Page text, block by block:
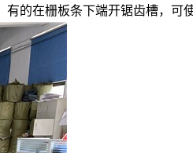
的在栅板条下端开锯齿槽，可